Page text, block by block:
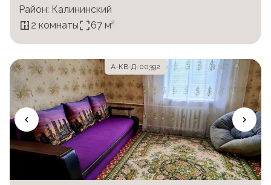
Район: Калининский
2 комнаты
67 м²
А-КВ-Д-00392